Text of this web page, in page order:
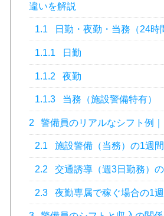
違いを解説
1.1 日勤・夜勤・当務（24時
1.1.1 日勤
1.1.2 夜勤
1.1.3 当務（施設警備特有）
2 警備員のリアルなシフト例
2.1 施設警備（当務）の1週
2.2 交通誘導（週3日勤務）
2.3 夜勤専属で稼ぐ場合の1